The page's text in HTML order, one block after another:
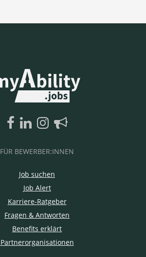
FÜR BEWERBER:INNEN
Job suchen
Job Alert
Karriere-Ratgeber
Fragen & Antworten
Benefits erklärt
Partnerorganisationen